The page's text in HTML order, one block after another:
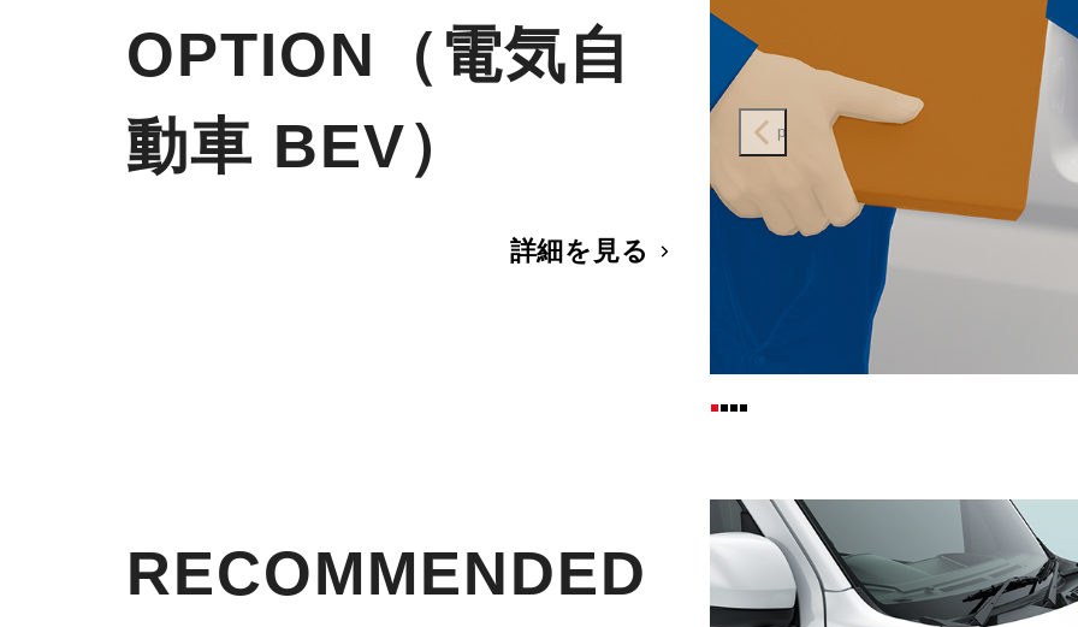
OPTION（電気自
動車 BEV）
詳細を見る
prev
RECOMMENDED